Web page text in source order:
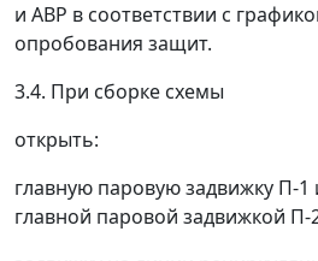
и АВР в соответствии с
опробования защит.
3.4. При сборке схемы
открыть:
главную паровую задвижку П-
главной паровой задвижкой П-